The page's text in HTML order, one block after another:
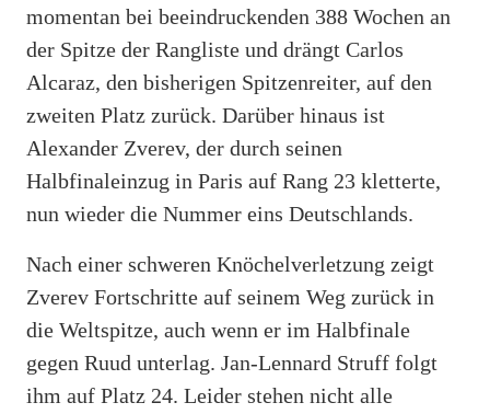
momentan bei beeindruckenden 388 Wochen an
der Spitze der Rangliste und drängt Carlos
Alcaraz, den bisherigen Spitzenreiter, auf den
zweiten Platz zurück. Darüber hinaus ist
Alexander Zverev, der durch seinen
Halbfinaleinzug in Paris auf Rang 23 kletterte,
nun wieder die Nummer eins Deutschlands.
Nach einer schweren Knöchelverletzung zeigt
Zverev Fortschritte auf seinem Weg zurück in
die Weltspitze, auch wenn er im Halbfinale
gegen Ruud unterlag. Jan-Lennard Struff folgt
ihm auf Platz 24. Leider stehen nicht alle